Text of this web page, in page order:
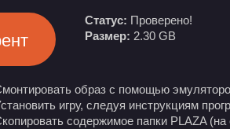
Статус: Проверено!
Размер: 2.30 GB
образ с помощью
игру, следуя инструкциям
содержимое папки PLAZA (на